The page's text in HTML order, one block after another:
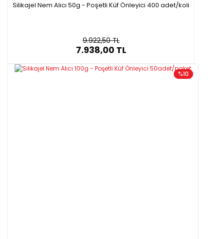
Silikajel Nem Alıcı 50g - Poşetli Küf Önleyici 400 adet/koli
9.922,50 TL
7.938,00 TL
%10